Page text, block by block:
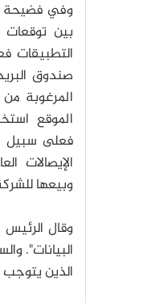
وفي فضيحة
بين
التطبيقات
صندوق
المرغوبة من
الموقع
فعلى سبيل
الإيصالات
وبيعها
وقال
البيانات".
الذين يتوجب